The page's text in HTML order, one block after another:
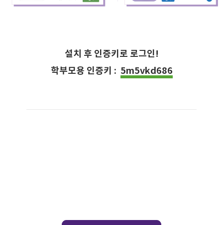
설치 후 인증키로 로그인!
학부모용 인증키 : 5m5vkd686